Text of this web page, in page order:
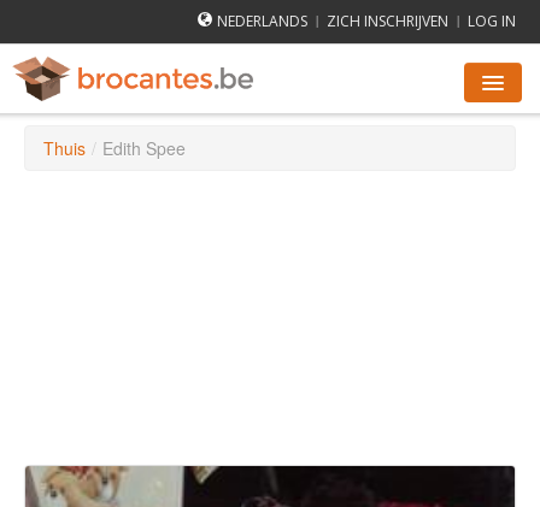
NEDERLANDS | ZICH INSCHRIJVEN | LOG IN
ROMMELMARKTEN AGENDA
Thuis / Edith Spee